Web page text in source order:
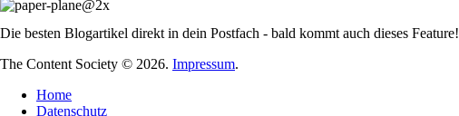
Die besten Blogartikel direkt in dein Postfach - bald kommt auch dieses Feature!
The Content Society © 2026. Impressum.
Home
Datenschutz